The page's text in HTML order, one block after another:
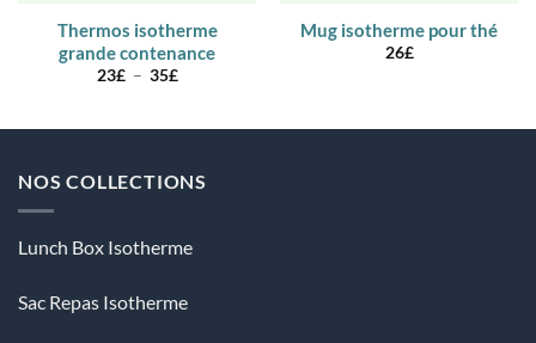
Thermos isotherme
grande contenance
23£ – 35£Plage
à
Mug isotherme pour thé
26£
NOS COLLECTIONS
Lunch Box Isotherme
Sac Repas Isotherme